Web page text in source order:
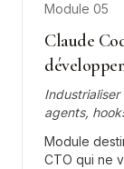
Module 05
Claude
agents,
Module
CTO qui ne